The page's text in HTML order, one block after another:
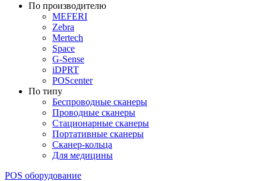
По производителю
MEFERI
Zebra
Mertech
Space
G-Sense
iDPRT
POScenter
По типу
Беспроводные сканеры
Проводные сканеры
Стационарные сканеры
Портативные сканеры
Сканер-кольца
Для медицины
POS оборудование